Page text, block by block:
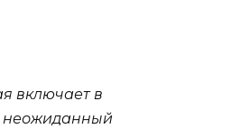
включает в
неожиданный